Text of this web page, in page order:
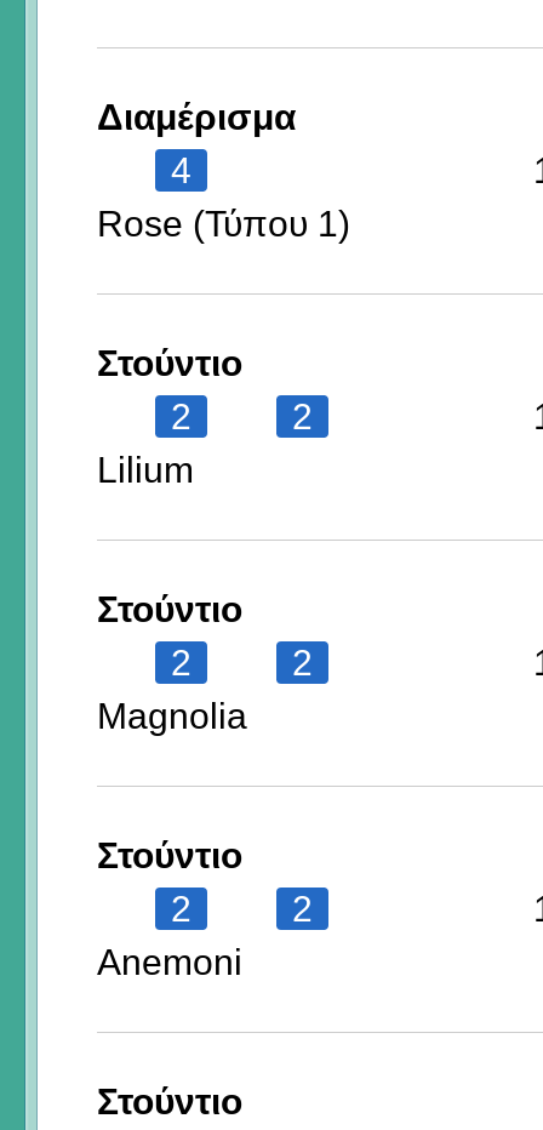
Διαμέρισμα
4
Rose (Τύπου 1)
Στούντιο
2
2
Lilium
Στούντιο
2
2
Magnolia
Στούντιο
2
2
Anemoni
Στούντιο